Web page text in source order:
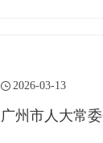
2026-03-13
广州市人大常